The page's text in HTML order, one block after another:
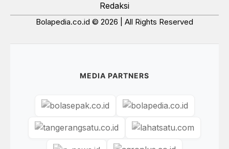
Redaksi
Bolapedia.co.id © 2026 | All Rights Reserved
MEDIA PARTNERS